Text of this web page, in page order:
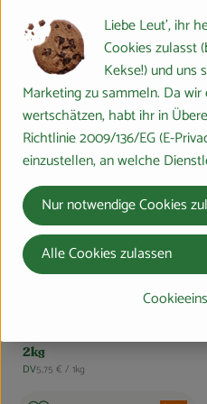
Fruchtgarten 225g
, Herkunft:
Deutschland, Referenzpreis:
16,84 €/ 1kg
2kg
, Herkunft:
DV, Referenzpreis:
5,75 € / 1kg
, Verband:
, Kontrollstelle:
DE-ÖKO-007
Produkt zu Favouriten hinzufügen
Liebe Leut', ihr
Cookies zulasst
Kekse!) und uns
Marketing zu sammeln. Da
wertschätzen, habt ihr in
Richtlinie 2009/136/EG (E-
einzustellen, an welche
Nur notwendige Cookies
Alle Cookies zulassen